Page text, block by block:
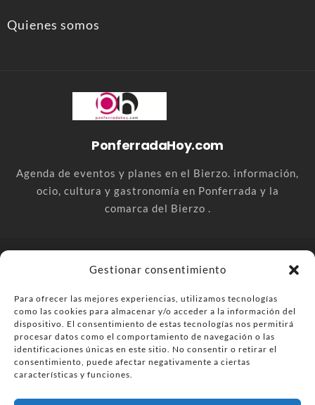
Gestionar consentimiento
Para ofrecer las mejores experiencias, utilizamos tecnologías
como las cookies para almacenar y/o acceder a la información del
dispositivo. El consentimiento de estas tecnologías nos permitirá
procesar datos como el comportamiento de navegación o las
identificaciones únicas en este sitio. No consentir o retirar el
consentimiento, puede afectar negativamente a ciertas
características y funciones.
Quienes somos
PonferradaHoy.com
Agenda de eventos y planes en el Bierzo. información,
ocio, cultura y gastronomía en Ponferrada y la
comarca del Bierzo .
comarca del Bierzo
Anúnciate
Más información sobre las cookies
Envía tu negocio
Contacta Política de privacidad